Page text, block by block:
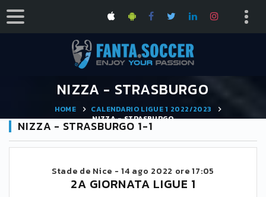
NIZZA - STRASBURGO
HOME
CALENDARIO LIGUE 1 2022/2023
NIZZA - STRASBURGO
NIZZA - STRASBURGO 1-1
Stade de Nice -14 ago 2022 ore 17:05
2A GIORNATA LIGUE 1